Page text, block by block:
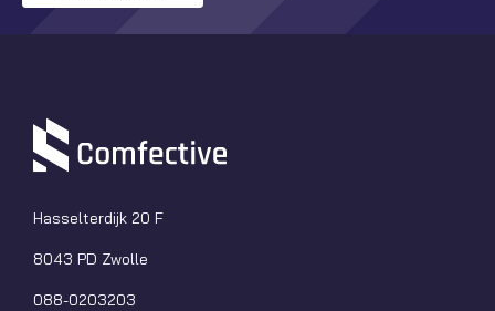
Hasselterdijk 20 F
8043 PD Zwolle
088-0203203